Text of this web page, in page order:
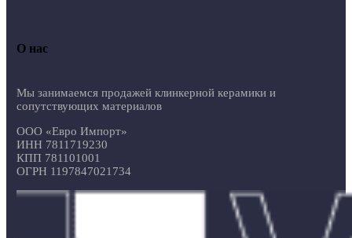
О нас
Мы занимаемся продажей клинкерной керамики и
сопутствующих материалов
ООО «Евро Импорт»
ИНН 7811719230
КПП 781101001
ОГРН 1197847021734